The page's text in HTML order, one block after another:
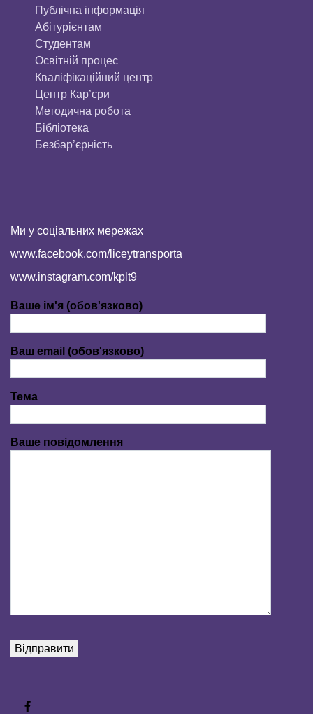
Публічна інформація
Aбітурієнтaм
Студентам
Освітній процес
Кваліфікаційний центр
Центр Кар’єри
Методична робота
Бібліотека
Безбар’єрність
Ми у соціальних мережах
www.facebook.com/liceytransporta
www.instagram.com/kplt9
Ваше ім'я (обов'язково)
Ваш email (обов'язково)
Тема
Ваше повідомлення